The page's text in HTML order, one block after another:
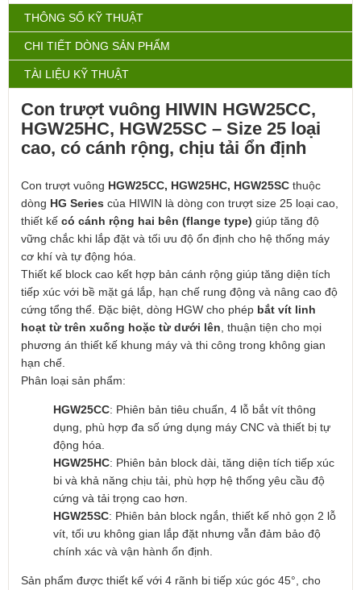
THÔNG SỐ KỸ THUẬT
CHI TIẾT DÒNG SẢN PHẨM
TÀI LIỆU KỸ THUẬT
Con trượt vuông HIWIN HGW25CC,
HGW25HC, HGW25SC – Size 25 loại
cao, có cánh rộng, chịu tải ổn định
Con trượt vuông HGW25CC, HGW25HC, HGW25SC thuộc
dòng HG Series của HIWIN là dòng con trượt size 25 loại cao,
thiết kế có cánh rộng hai bên (flange type) giúp tăng độ
vững chắc khi lắp đặt và tối ưu độ ổn định cho hệ thống máy
cơ khí và tự động hóa.
Thiết kế block cao kết hợp bản cánh rộng giúp tăng diện tích
tiếp xúc với bề mặt gá lắp, hạn chế rung động và nâng cao độ
cứng tổng thể. Đặc biệt, dòng HGW cho phép bắt vít linh
hoạt từ trên xuống hoặc từ dưới lên , thuận tiện cho mọi
phương án thiết kế khung máy và thi công trong không gian
hạn chế.
Phân loại sản phẩm:
HGW25CC: Phiên bản tiêu chuẩn, 4 lỗ bắt vít thông
dụng, phù hợp đa số ứng dụng máy CNC và thiết bị tự
động hóa.
HGW25HC: Phiên bản block dài, tăng diện tích tiếp xúc
bi và khả năng chịu tải, phù hợp hệ thống yêu cầu độ
cứng và tải trọng cao hơn.
HGW25SC: Phiên bản block ngắn, thiết kế nhỏ gọn 2 lỗ
vít, tối ưu không gian lắp đặt nhưng vẫn đảm bảo độ
chính xác và vận hành ổn định.
Sản phẩm được thiết kế với 4 rãnh bi tiếp xúc góc 45°, cho